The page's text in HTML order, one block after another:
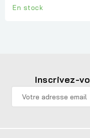
En stock
Inscrivez-